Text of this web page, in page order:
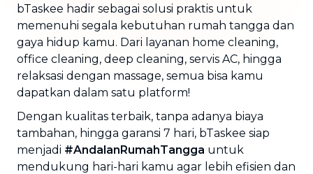
bTaskee hadir sebagai solusi praktis untuk
memenuhi segala kebutuhan rumah tangga dan
gaya hidup kamu. Dari layanan home cleaning,
office cleaning, deep cleaning, servis AC, hingga
relaksasi dengan massage, semua bisa kamu
dapatkan dalam satu platform!
Dengan kualitas terbaik, tanpa adanya biaya
tambahan, hingga garansi 7 hari, bTaskee siap
menjadi #AndalanRumahTangga untuk
mendukung hari-hari kamu agar lebih efisien dan